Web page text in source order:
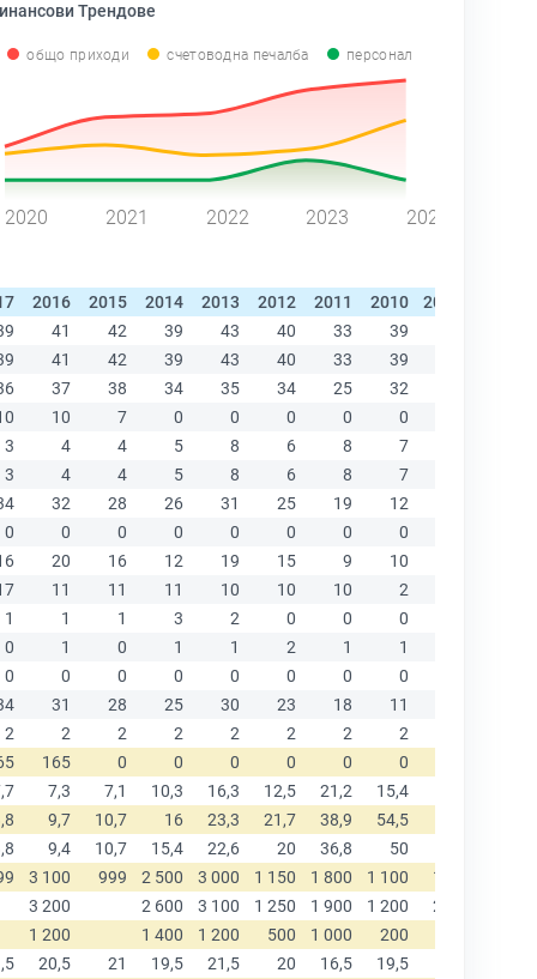
Трендове
общо приходи счетоводна печалба персонал
2020 2021 2022 2023 2024
2016 2015 2014 2013 2012 2011 2010 2009